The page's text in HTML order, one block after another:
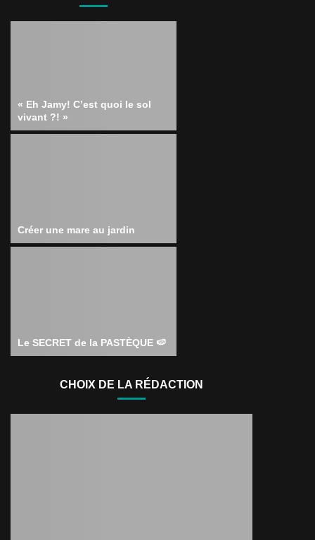
« Eh Jamy! C’est quoi le sol
vivant ?! »
Créer une mare au jardin
Le SECRET de la PASTÈQUE 🍉
CHOIX DE LA RÉDACTION